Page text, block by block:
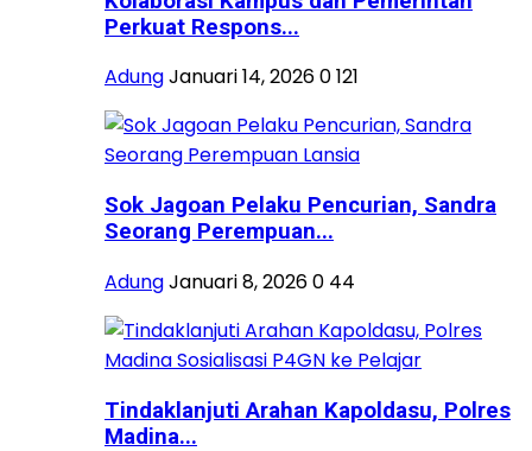
Perkuat Respons...
AdungJanuari 14, 20260121
Sok Jagoan Pelaku Pencurian, Sandra
Seorang Perempuan...
AdungJanuari 8, 20260 44
Tindaklanjuti Arahan Kapoldasu, Polres
Madina...